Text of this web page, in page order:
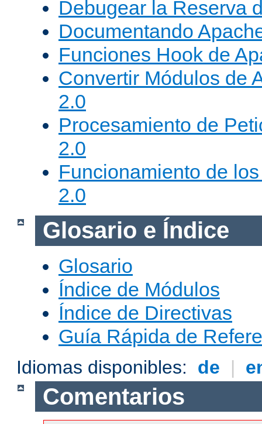
Debugear la Reserva
Documentando
Funciones Hook de
Convertir Módulos de
2.0
Procesamiento de
2.0
Funcionamiento de
2.0
Glosario e Índice
Glosario
Índice de Módulos
Índice de Directivas
Guía Rápida de
Idiomas disponibles: de |
Comentarios